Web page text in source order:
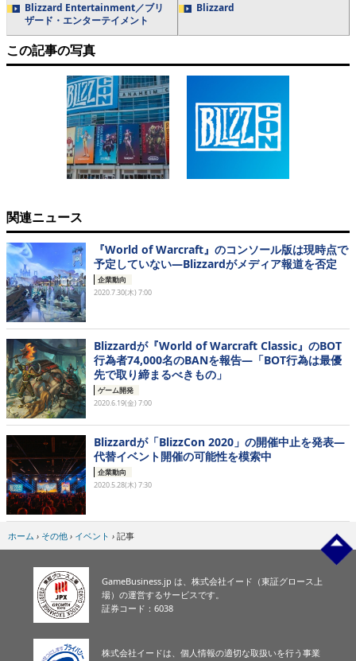
Blizzard Entertainment／ブリ
ザード・エンターテイメント
Blizzard
この記事の写真
関連ニュース
『World of Warcraft』のコンソール版は現時点で
予定していない―Blizzardがメディア報道を否定
企業動向
2020.7.30(木) 7:00
Blizzardが『World of Warcraft Classic』のBOT
行為者74,000名のBANを報告―「BOT行為は最優
先で取り締まるべきもの」
ゲーム開発
2020.6.19(金) 7:00
Blizzardが「BlizzCon 2020」の開催中止を発表―
代替イベント開催の可能性を模索中
企業動向
2020.5.28(木) 7:30
ホーム › その他 › イベント › 記事
GameBusiness.jp は、株式会社イード（東証グロース上
場）の運営するサービスです。
証券コード：6038
株式会社イードは、個人情報の適切な取扱いを行う事業